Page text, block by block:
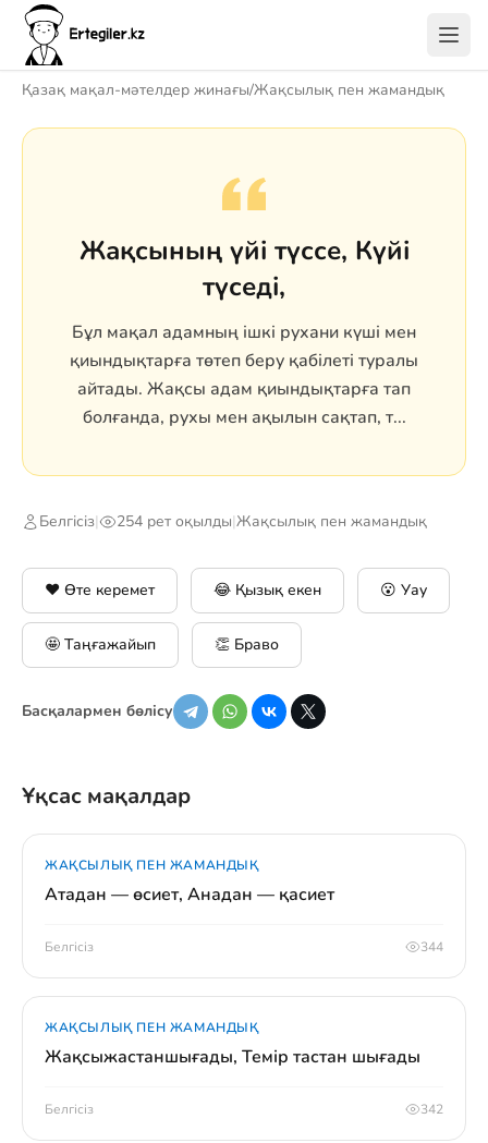
Қазақ мақал-мәтелдер жинағы/Жақсылық пен жамандық
Жақсының үйі түссе, Күйі
түседі,
Бұл мақал адамның ішкі рухани күші мен
қиындықтарға төтеп беру қабілеті туралы
айтады. Жақсы адам қиындықтарға тап
болғанда, рухы мен ақылын сақтап, т...
Белгісіз| 254 рет оқылды|Жақсылық пен жамандық
❤️ Өте керемет 😂 Қызық екен 😮 Уау
🤩 Таңғажайып 👏 Браво
Басқалармен бөлісу
Ұқсас мақалдар
ЖАҚСЫЛЫҚ ПЕН ЖАМАНДЫҚ
Атадан — өсиет, Анадан — қасиет
Белгісіз 344
ЖАҚСЫЛЫҚ ПЕН ЖАМАНДЫҚ
Жақсыжастаншығады, Темір тастан шығады
Белгісіз 342